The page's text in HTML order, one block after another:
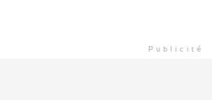
Publicité